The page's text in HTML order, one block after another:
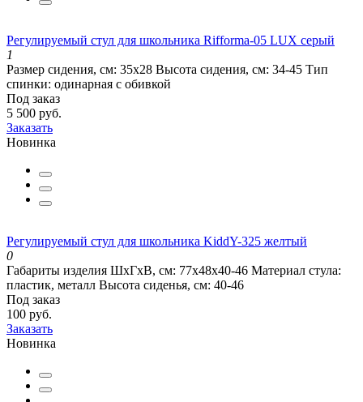
Регулируемый стул для школьника Rifforma-05 LUX серый
1
Размер сидения, см: 35х28 Высота сидения, см: 34-45 Тип
спинки: одинарная с обивкой
Под заказ
5 500 руб.
Заказать
Новинка
Регулируемый стул для школьника KiddY-325 желтый
0
Габариты изделия ШхГхВ, см: 77х48х40-46 Материал стула:
пластик, металл Высота сиденья, см: 40-46
Под заказ
100 руб.
Заказать
Новинка